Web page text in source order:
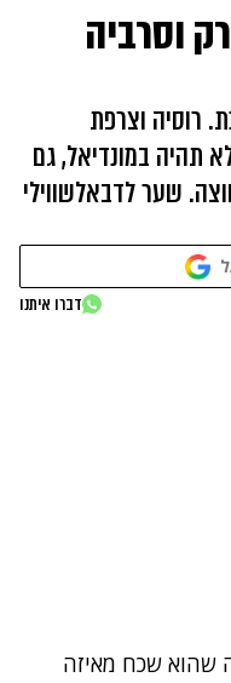
וסרביה
רוסיה וצרפת
תהיה במונדיאל, גם
שער לדבאלשווילי
דברו איתנו
שהוא שכח מאיזה